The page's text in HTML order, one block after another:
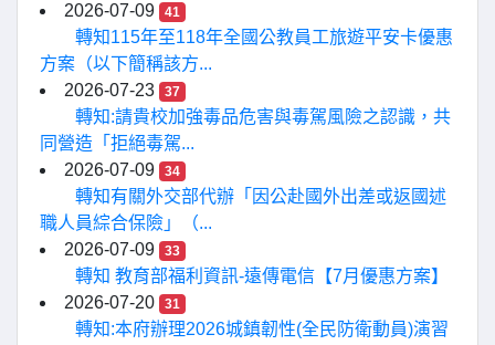
2026-07-09
41
轉知115年至118年全國公教員工旅遊平安卡優惠
方案（以下簡稱該方...
2026-07-23
37
轉知:請貴校加強毒品危害與毒駕風險之認識，共
同營造「拒絕毒駕...
2026-07-09
34
轉知有關外交部代辦「因公赴國外出差或返國述
職人員綜合保險」（...
2026-07-09
33
轉知 教育部福利資訊-遠傳電信【7月優惠方案】
2026-07-20
31
轉知:本府辦理2026城鎮韌性(全民防衛動員)演習